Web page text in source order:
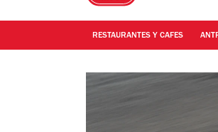
RESTAURANTES Y CAFES